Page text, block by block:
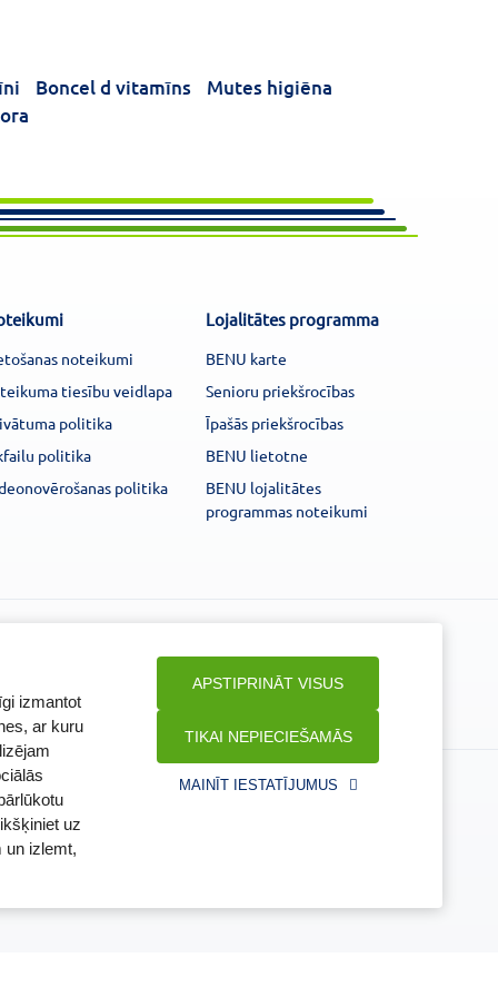
izmantot
ar kuru
uz
un izlemt,
TIKAI NEPIECIEŠAMĀS
APSTIPRINĀT VISUS
MAINĪT IESTATĪJUMUS
Boncel d vitamīns
Mutes higiēna
noteikumi
tiesību veidlapa
politika
politika
politika
Lojalitātes programma
BENU karte
Senioru priekšrocības
Īpašās priekšrocības
BENU lietotne
BENU lojalitātes
programmas noteikumi
Veselības inspekcija